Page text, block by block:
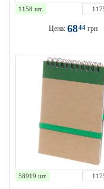
1158 шт.
Цена: 6844грн
58919 шт.